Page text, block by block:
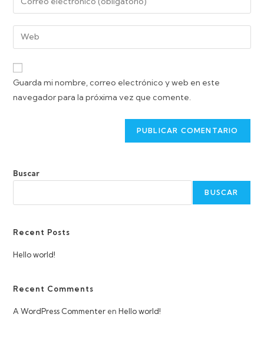
Guarda mi nombre, correo electrónico y web en este
navegador para la próxima vez que comente.
Buscar
BUSCAR
Recent Posts
Hello world!
Recent Comments
A WordPress Commenter enHello world!